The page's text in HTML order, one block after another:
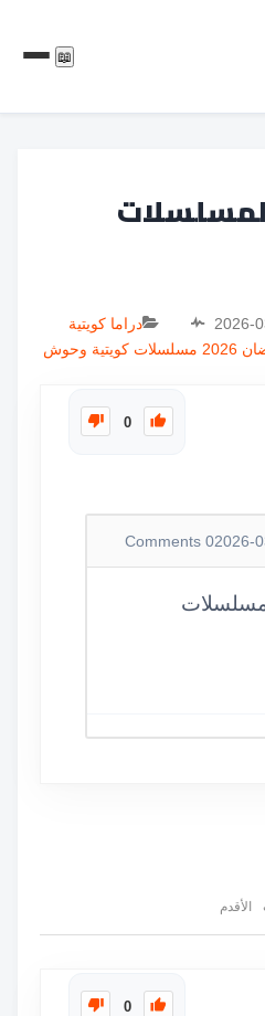
📖
2026-
دراما كويتية
2026 مسلسلات كويتية وحوش
0
2026-
0
الأقدم
0